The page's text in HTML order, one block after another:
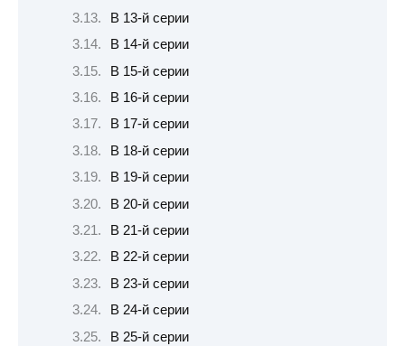
В 13-й серии
В 14-й серии
В 15-й серии
В 16-й серии
В 17-й серии
В 18-й серии
В 19-й серии
В 20-й серии
В 21-й серии
В 22-й серии
В 23-й серии
В 24-й серии
В 25-й серии